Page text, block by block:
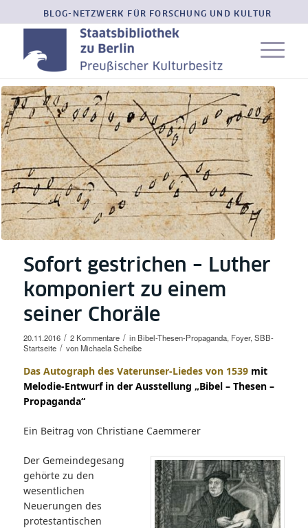
BLOG-NETZWERK FÜR FORSCHUNG UND KULTUR
Sofort gestrichen – Luther
komponiert zu einem
seiner Choräle
20.11.2016 / 2 Kommentare / in Bibel-Thesen-Propaganda, Foyer, SBB-
Startseite / vonMichaela Scheibe
Das Autograph des Vaterunser-Liedes von 1539mit
Melodie-Entwurf in der Ausstellung „Bibel – Thesen –
Propaganda“
Ein Beitrag von Christiane Caemmerer
Der Gemeindegesang
gehörte zu den
wesentlichen
Neuerungen des
protestantischen